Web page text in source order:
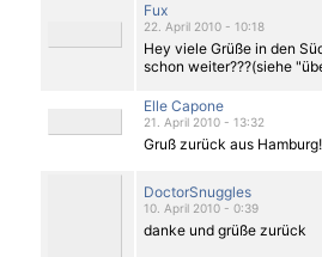
Fux
22. April 2010 - 10:18
Hey viele Grüße in den
schon weiter???(siehe
Elle Capone
21. April 2010 - 13:32
Gruß zurück aus Hamburg!
DoctorSnuggles
10. April 2010 - 0:39
danke und grüße zurück